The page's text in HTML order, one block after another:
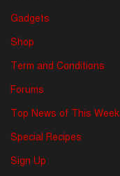
Gadgets
Shop
Term and Conditions
Forums
Top News of This Week
Special Recipes
Sign Up